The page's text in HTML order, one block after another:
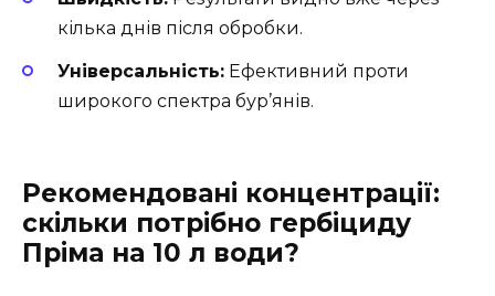
кілька днів після обробки.
Універсальність: Ефективний проти
широкого спектра бур’янів.
Рекомендовані концентрації:
скільки потрібно гербіциду
Пріма на 10 л води?